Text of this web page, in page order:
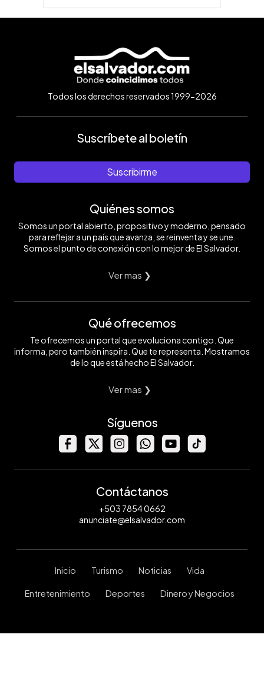
Todos los derechos reservados 1999-2026
Suscríbete al boletín
Suscribirme
Quiénes somos
Somos un portal abierto, propositivo y moderno, pensado
para reflejar a un país que avanza, se reinventa y se une.
Somos el punto de conexión con lo mejor de El Salvador.
Ver mas ❯
Qué ofrecemos
Te ofrecemos un portal que evoluciona contigo. Que
informa, pero también inspira. Que te representa. Mostramos
de lo que está hecho El Salvador.
Ver mas ❯
Síguenos
Contáctanos
+503 7854 0662
anunciate@elsalvador.com
Inicio Turismo Noticias Vida
Entretenimiento Deportes Dinero y Negocios